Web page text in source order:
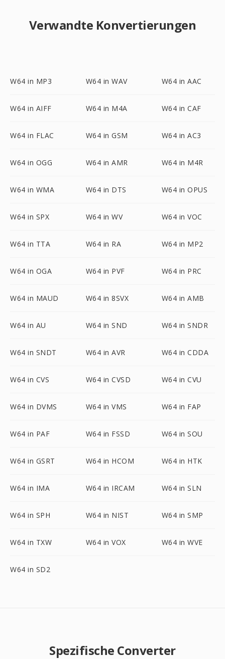
Verwandte Konvertierungen
W64 in MP3 W64 in WAV W64 in AAC
W64 in AIFF W64 in M4A W64 in CAF
W64 in FLAC W64 in GSM W64 in AC3
W64 in OGG W64 in AMR W64 in M4R
W64 in WMA W64 in DTS W64 in OPUS
W64 in SPX W64 in WV W64 in VOC
W64 in TTA W64 in RA W64 in MP2
W64 in OGA W64 in PVF W64 in PRC
W64 in MAUD W64 in 8SVX W64 in AMB
W64 in AU W64 in SND W64 in SNDR
W64 in SNDT W64 in AVR W64 in CDDA
W64 in CVS W64 in CVSD W64 in CVU
W64 in DVMS W64 in VMS W64 in FAP
W64 in PAF W64 in FSSD W64 in SOU
W64 in GSRT W64 in HCOM W64 in HTK
W64 in IMA W64 in IRCAM W64 in SLN
W64 in SPH W64 in NIST W64 in SMP
W64 in TXW W64 in VOX W64 in WVE
W64 in SD2
Spezifische Converter